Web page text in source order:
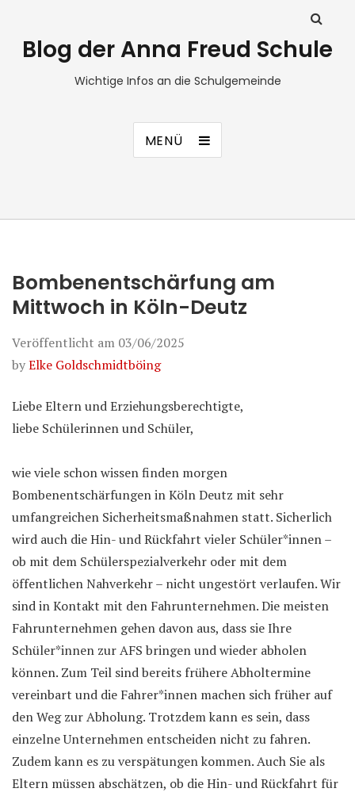
Blog der Anna Freud Schule
Wichtige Infos an die Schulgemeinde
MENÜ
Bombenentschärfung am
Mittwoch in Köln-Deutz
Veröffentlicht am 03/06/2025
byElke Goldschmidtböing
Liebe Eltern und Erziehungsberechtigte,
liebe Schülerinnen und Schüler,
wie viele schon wissen finden morgen
Bombenentschärfungen in Köln Deutz mit sehr
umfangreichen Sicherheitsmaßnahmen statt. Sicherlich
wird auch die Hin- und Rückfahrt vieler Schüler*innen –
ob mit dem Schülerspezialverkehr oder mit dem
öffentlichen Nahverkehr – nicht ungestört verlaufen. Wir
sind in Kontakt mit den Fahrunternehmen. Die meisten
Fahrunternehmen gehen davon aus, dass sie Ihre
Schüler*innen zur AFS bringen und wieder abholen
können. Zum Teil sind bereits frühere Abholtermine
vereinbart und die Fahrer*innen machen sich früher auf
den Weg zur Abholung. Trotzdem kann es sein, dass
einzelne Unternehmen entscheiden nicht zu fahren.
Zudem kann es zu verspätungen kommen. Auch Sie als
Eltern müssen abschätzen, ob die Hin- und Rückfahrt für